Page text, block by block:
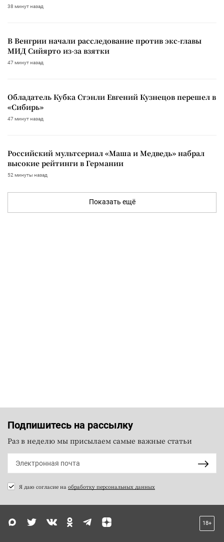
38 минут назад
В Венгрии начали расследование против экс-главы
МИД Сийярто из-за взятки
47 минут назад
Обладатель Кубка Стэнли Евгений Кузнецов перешел в
«Сибирь»
47 минут назад
Российский мультсериал «Маша и Медведь» набрал
высокие рейтинги в Германии
52 минуты назад
Показать ещё
Подпишитесь на рассылку
Раз в неделю мы присылаем самые важные статьи
Я даю согласие на обработку персональных данных
18+